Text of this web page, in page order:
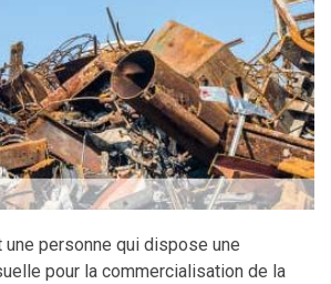
personne qui dispose une
pour la commercialisation de la